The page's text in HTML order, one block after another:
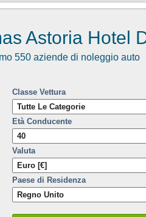
Astoria Hotel
550 aziende di noleggio auto
Classe Vettura
Età Conducente
Valuta
Paese di Residenza